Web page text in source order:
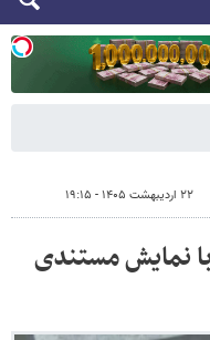
۲۲ اردیبهشت ۱۴۰۵ - ۱۹:۱۵
نمایش مستندی